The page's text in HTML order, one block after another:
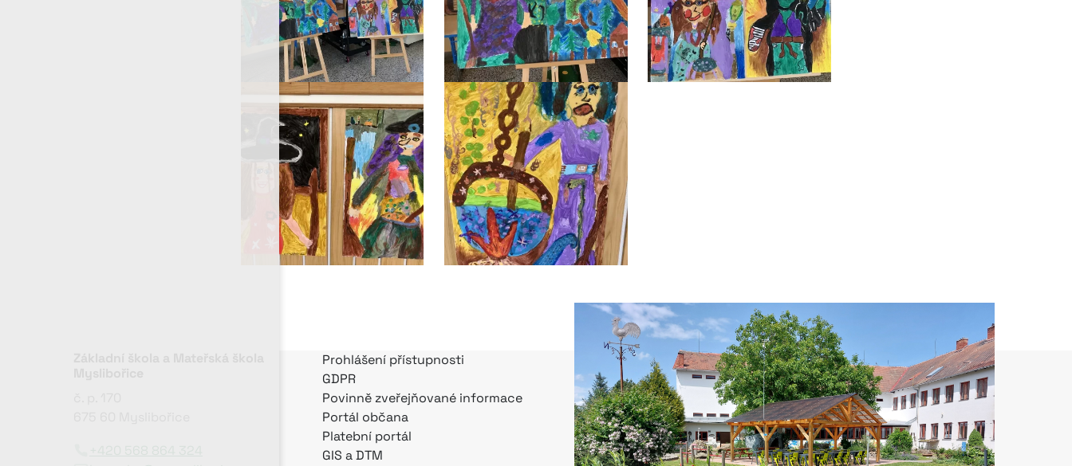
Prohlášení přístupnosti
GDPR
Povinně zveřejňované informace
Portál občana
Platební portál
GIS a DTM